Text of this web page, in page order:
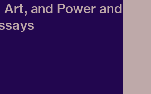
Art, and Power and